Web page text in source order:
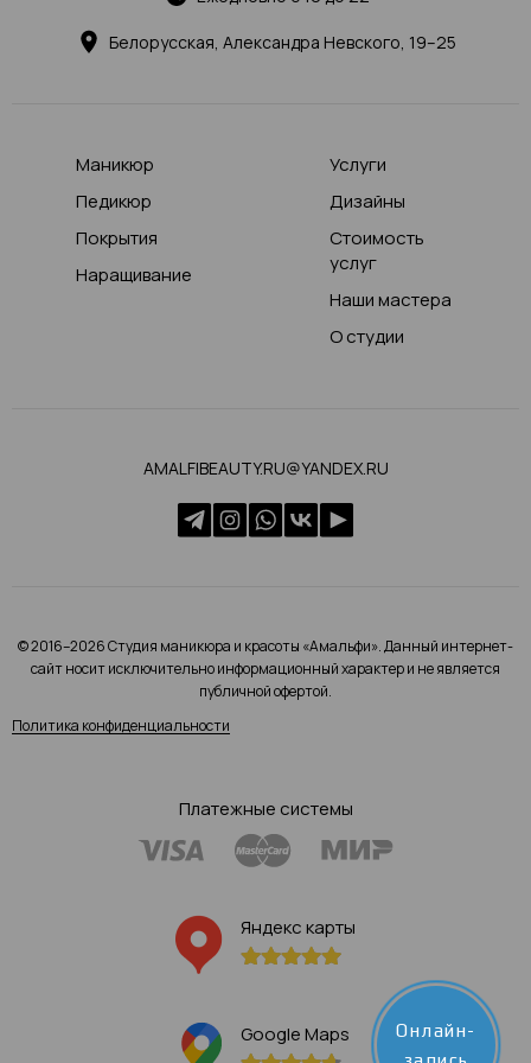
Белорусская, Александра Невского, 19–25
Маникюр
Педикюр
Покрытия
Наращивание
Услуги
Дизайны
Стоимость
услуг
Наши мастера
О студии
AMALFIBEAUTY.RU@YANDEX.RU
© 2016–2026 Студия маникюра и красоты «Амальфи». Данный интернет-
сайт носит исключительно информационный характер и не является
публичной офертой.
Политика конфиденциальности
Платежные системы
Яндекс карты
Google Maps
Онлайн-